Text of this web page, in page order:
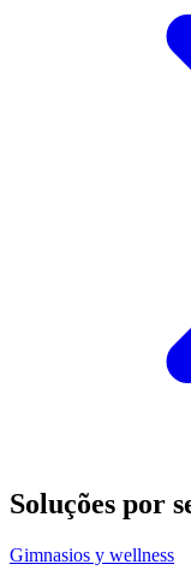
Soluções por
Gimnasios y wellness